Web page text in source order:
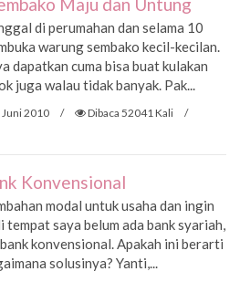
Maju dan Untung
di perumahan dan selama 10
warung sembako kecil-kecilan.
dapatkan cuma bisa buat kulakan
juga walau tidak banyak. Pak...
2010 / Dibaca 52041 Kali
/
Konvensional
modal untuk usaha dan ingin
tempat saya belum ada bank syariah,
konvensional. Apakah ini berarti
solusinya? Yanti,...